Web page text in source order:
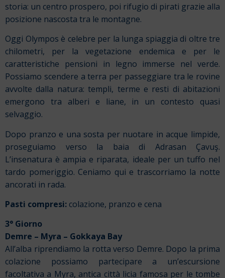
storia: un centro prospero, poi rifugio di pirati grazie alla
posizione nascosta tra le montagne.
Oggi Olympos è celebre per la lunga spiaggia di oltre tre
chilometri, per la vegetazione endemica e per le
caratteristiche pensioni in legno immerse nel verde.
Possiamo scendere a terra per passeggiare tra le rovine
avvolte dalla natura: templi, terme e resti di abitazioni
emergono tra alberi e liane, in un contesto quasi
selvaggio.
Dopo pranzo e una sosta per nuotare in acque limpide,
proseguiamo verso la baia di Adrasan Çavuş.
L’insenatura è ampia e riparata, ideale per un tuffo nel
tardo pomeriggio. Ceniamo qui e trascorriamo la notte
ancorati in rada.
Pasti compresi: colazione, pranzo e cena
3° Giorno
Demre – Myra – Gokkaya Bay
All’alba riprendiamo la rotta verso Demre. Dopo la prima
colazione possiamo partecipare a un’escursione
facoltativa a Myra, antica città licia famosa per le tombe